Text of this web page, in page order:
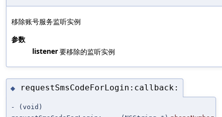
移除账号服务监听实例
参数
listener要移除的监听实例
◆ requestSmsCodeForLogin:callback:
- (void)